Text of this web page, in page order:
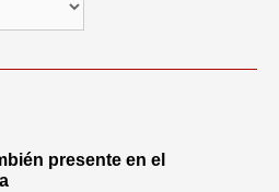
presente en el